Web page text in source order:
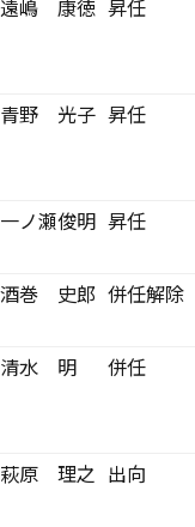
遠嶋 康徳 昇任
青野 光子 昇任
一ノ瀬俊明 昇任
酒巻 史郎 併任解除
清水 明
併任
萩原 理之 出向